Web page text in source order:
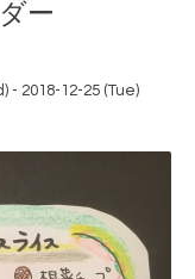
ー
- 2018-12-25 (Tue)